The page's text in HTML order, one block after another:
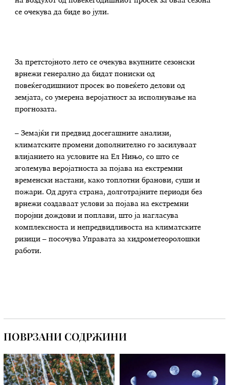
се очекува да биде во јули.
За претстојното лето се очекува вкупните сезонски
врнежи генерално да бидат пониски од
повеќегодишниот просек во повеќето делови од
земјата, со умерена веројатност за исполнување на
прогнозата.
– Земајќи ги предвид досегашните анализи,
климатските промени дополнително го засилуваат
влијанието на условите на Ел Нињо, со што се
зголемува веројатноста за појава на екстремни
временски настани, како топлотни бранови, суши и
пожари. Од друга страна, долготрајните периоди без
врнежи создаваат услови за појава на екстремни
поројни дождови и поплави, што ја нагласува
комплексноста и непредвидливоста на климатските
ризици – посочува Управата за хидрометеоролошки
работи.
ПОВРЗАНИ СОДРЖИНИ